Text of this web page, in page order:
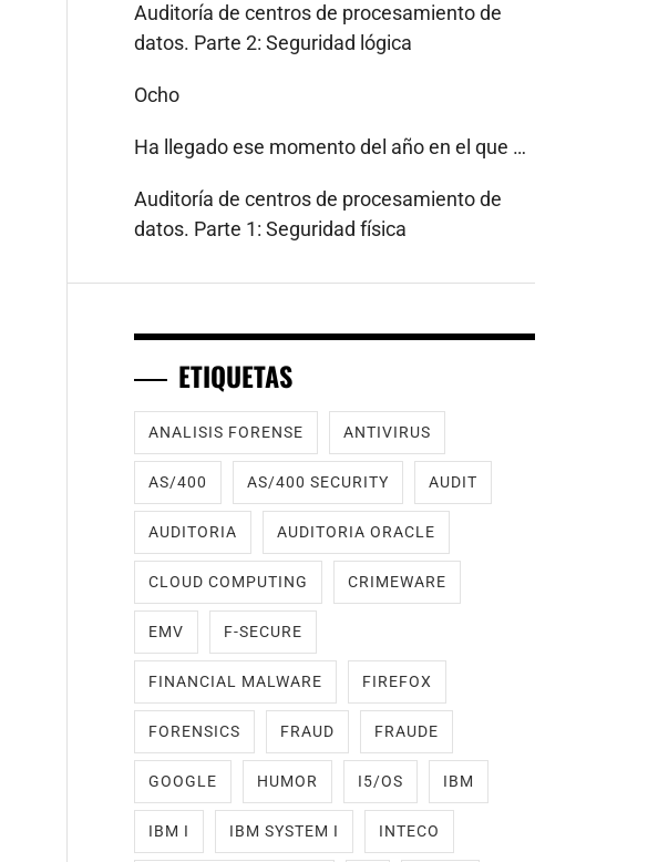
Auditoría de centros de procesamiento de
datos. Parte 2: Seguridad lógica
Ocho
Ha llegado ese momento del año en el que …
Auditoría de centros de procesamiento de
datos. Parte 1: Seguridad física
ETIQUETAS
ANALISIS FORENSE ANTIVIRUS
AS/400 AS/400 SECURITY AUDIT
AUDITORIA AUDITORIA ORACLE
CLOUD COMPUTING CRIMEWARE
EMV F-SECURE
FINANCIAL MALWARE FIREFOX
FORENSICS FRAUD FRAUDE
GOOGLE HUMOR I5/OS IBM
IBM I IBM SYSTEM I INTECO